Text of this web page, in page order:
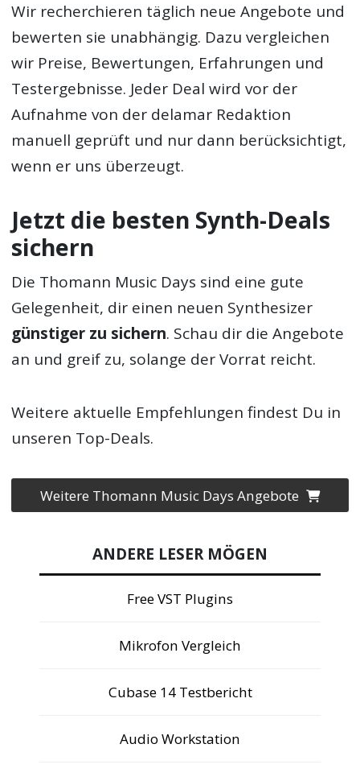
Wir recherchieren täglich neue Angebote und
bewerten sie unabhängig. Dazu vergleichen
wir Preise, Bewertungen, Erfahrungen und
Testergebnisse. Jeder Deal wird vor der
Aufnahme von der delamar Redaktion
manuell geprüft und nur dann berücksichtigt,
wenn er uns überzeugt.
Jetzt die besten Synth-Deals
sichern
Die Thomann Music Days sind eine gute
Gelegenheit, dir einen neuen Synthesizer
günstiger zu sichern. Schau dir die Angebote
an und greif zu, solange der Vorrat reicht.
Weitere aktuelle Empfehlungen findest Du in
unseren Top-Deals.
Weitere Thomann Music Days Angebote
ANDERE LESER MÖGEN
Free VST Plugins
Mikrofon Vergleich
Cubase 14 Testbericht
Audio Workstation